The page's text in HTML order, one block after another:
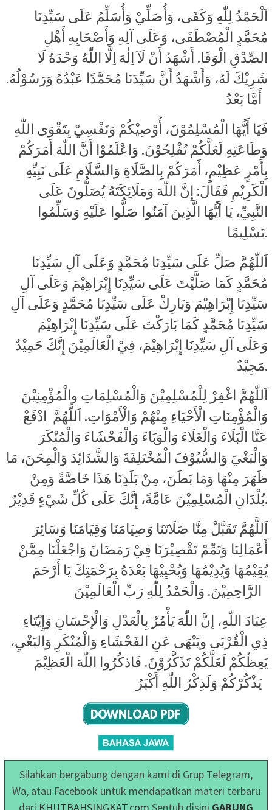
اَلْحَمْدُ لِلّٰهِ وَكَفَى، وَأُصَلِّيْ وَأُسَلِّمُ عَلَى سَيِّدِنَا
مُحَمَّدٍ الْمُصْطَفَى، وَعَلَى آلِهِ وَأَصْحَابِهِ أَهْلِ
الصِّدْقِ الْوَفَا. أَشْهَدُ أَنْ لَآ اِلٰهَ اِلَّا اللّٰهُ وَحْدَهُ لَا
شَرِيْكَ لَهُ، وَأَشْهَدُ أَنَّ سَيِّدَنَا مُحَمَّدًا عَبْدُهُ وَرَسُوْلُهُ.
فَيَا أَيُّهَا الْمُسْلِمُوْنَ، أُوْصِيْكُمْ وَنَفْسِيْ بِتَقْوَى اللّٰهِ
وَطَاعَتِهِ لَعَلَّكُمْ تُفْلِحُوْنَ. وَاعْلَمُوْا أَنَّ اللّٰهَ أَمَرَكُمْ
بِأَمْرٍ عَظِيْمٍ، أَمَرَكُمْ بِالصَّلَاةِ وَالسَّلَامِ عَلَى نَبِيِّهِ
الْكَرِيْمِ فَقَالَ: إِنَّ اللّٰهَ وَمَلَائِكَتَهُ يُصَلُّونَ عَلَى
النَّبِيِّ، يَا أَيُّهَا الَّذِينَ آمَنُوا صَلُّوا عَلَيْهِ وَسَلِّمُوا
تَسْلِيمًا.
اَللّٰهُمَّ صَلِّ عَلَى سَيِّدِنَا مُحَمَّدٍ وَعَلَى آلِ سَيِّدِنَا
مُحَمَّدٍ كَمَا صَلَّيْتَ عَلَى سَيِّدِنَا إِبْرَاهِيْمَ وَعَلَى آلِ
سَيِّدِنَا إِبْرَاهِيْمَ وَبَارِكْ عَلَى سَيِّدِنَا مُحَمَّدٍ وَعَلَى آلِ
سَيِّدِنَا مُحَمَّدٍ كَمَا بَارَكْتَ عَلَى سَيِّدِنَا إِبْرَاهِيْمَ
وَعَلَى آلِ سَيِّدِنَا إِبْرَاهِيْمَ، فِيْ الْعَالَمِيْنَ إِنَّكَ حَمِيْدٌ
مَجِيْدٌ.
اَللّٰهُمَّ اغْفِرْ لِلْمُسْلِمِيْنَ وَالْمُسْلِمَاتِ والْمُؤْمِنِيْنَ
وَالْمُؤْمِنَاتِ الْأَحْيَاءِ مِنْهُمْ وَالْأَمْوَاتِ. اَللَّهُمَّ ادْفَعْ
عَنَّا الْبَلَاءَ وَالْغَلَاءَ وَالْوَبَاءَ وَالْفَحْشَاءَ وَالْمُنْكَرَ
وَالْبَغْيَ وَالسُّيُوْفَ الْمُخْتَلِفَةَ وَالشَّدَائِدَ وَالْمِحَنَ، مَا
ظَهَرَ مِنْهَا وَمَا بَطَنَ، مِنْ بَلَدِنَا هَذَا خَاصَّةً وَمِنْ
بُلْدَانِ الْمُسْلِمِيْنَ عَامَّةً، إِنَّكَ عَلَى كُلِّ شَيْءٍ قَدِيْرٌ.
اَللَّهُمَّ تَقَبَّلْ مِنَّا صَلَاتَنَا وَصِيَامَنَا وَقِيَامَنَا وَسَائِرَ
أَعْمَالِنَا وَتَمِّمْ تَقْصِيْرَنَا فِيْ رَمَضَانَ وَاجْعَلْنَا مِمَّنْ
يُقِيْمُهَا وَيُدِيْمُهَا وَيُحْيِيْهَا بَعْدَهُ بِرَحْمَتِكَ يَا أَرْحَمَ
عِبَادَ اللّٰهِ، إنَّ اللّٰهَ يَأْمُرُ بِالْعَدْلِ وَالْإحْسَانِ وَإِيْتَاءِ
ذِي الْقُرْبَى ويَنْهَى عَنِ الفَحْشَاءِ وَالْمُنْكَرِ وَالبَغْيِ،
يَعِظُكُمْ لَعَلَّكُمْ تَذَكَّرُوْنَ. فَاذكُرُوا اللّٰهَ الْعَظِيْمَ
يَذْكُرْكُمْ وَلَذِكْرُ اللّٰهِ أَكْبَرُ
Silahkan bergabung dengan kami di Grup Telegram,
Wa, atau Facebook untuk mendapatkan materi terbaru
dari KHUTBAHSINGKAT.com Sentuh disini GABUNG